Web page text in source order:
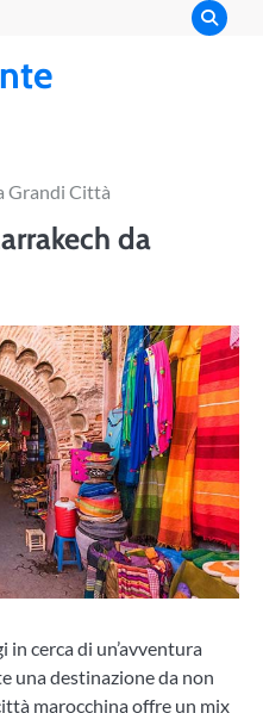
Grandi Città
da
in cerca di un’avventura
una destinazione da non
marocchina offre un mix